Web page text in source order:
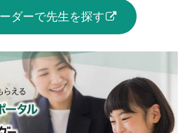
ダーで先生を探す